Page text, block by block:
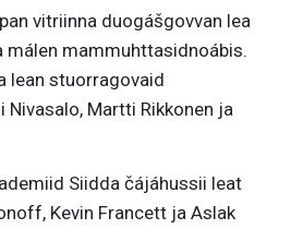
vitriinna duogášgovvan lea
mammuhttasidnoábis.
lean stuorragovaid
Martti Rikkonen ja
Siidda čájáhussii leat
Kevin Francett ja Aslak